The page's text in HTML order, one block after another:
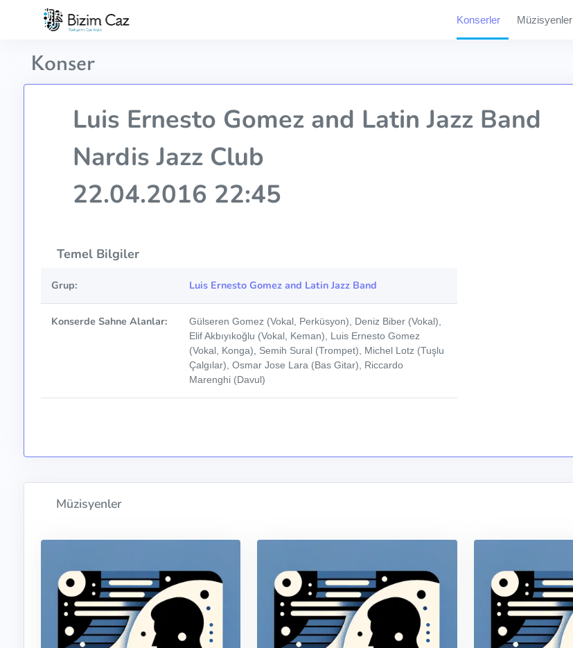
Konserler Müzisyenler
Konser
Luis Ernesto Gomez and Latin Jazz Band
Nardis Jazz Club
22.04.2016 22:45
Temel Bilgiler
Grup: Luis Ernesto Gomez and Latin Jazz Band
Konserde Sahne Alanlar:
Gülseren Gomez (Vokal, Perküsyon), Deniz Biber (Vokal),
Elif Akbıyıkoğlu (Vokal, Keman), Luis Ernesto Gomez
(Vokal, Konga), Semih Sural (Trompet), Michel Lotz (Tuşlu
Çalgılar), Osmar Jose Lara (Bas Gitar), Riccardo
Marenghi (Davul)
Müzisyenler